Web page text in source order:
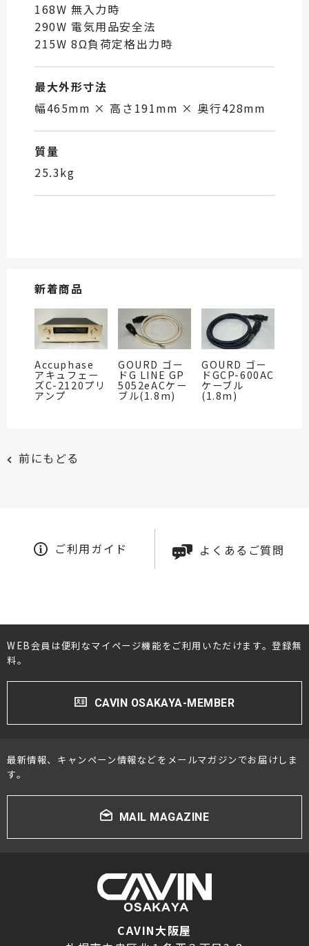
168W 無入力時
290W 電気用品安全法
215W 8Ω負荷定格出力時
最大外形寸法
幅465mm × 高さ191mm × 奥行428mm
質量
25.3kg
新着商品
Accuphase
アキュフェー
ズC-2120プリ
アンプ
GOURD ゴー
ドG LINE GP
5052eACケー
ブル(1.8m)
GOURD ゴー
ドGCP-600AC
ケーブル
(1.8m)
前にもどる
ご利用ガイド よくあるご質問
WEB会員は便利なマイページ機能をご利用いただけます。登録無
料。
CAVIN OSAKAYA-MEMBER
最新情報、キャンペーン情報などをメールマガジンでお届けしま
す。
MAIL MAGAZINE
CAVIN大阪屋